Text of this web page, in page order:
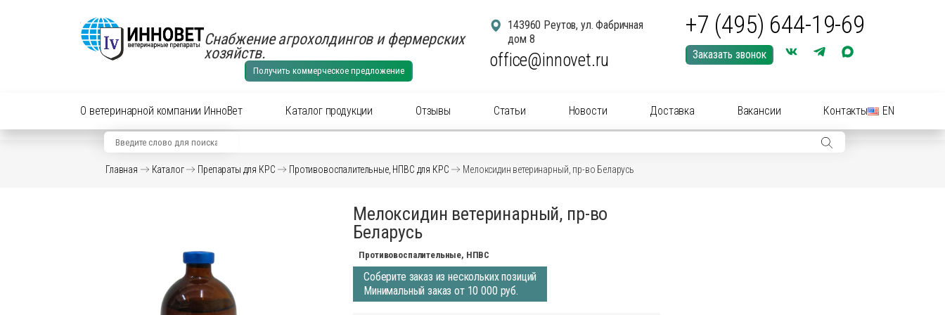
Снабжение агрохолдингов и фермерских
хозяйств.
143960 Реутов, ул. Фабричная
дом 8
office@innovet.ru
+7 (495) 644-19-69
Заказать звонок
Получить коммерческое предложение
О ветеринарной компании ИнноВет Каталог продукции Отзывы Статьи Новости Доставка Вакансии Контакты EN
Вид животного
Препараты для лошадей
Препараты для МРС
Категории
Аксессуары: маркировка животных
Аксессуары: Средства для купирования (кастрации)
Антибактериальные ветпрепараты
Вакцины для животных
Витамины инъекционные для животных
Главная Каталог Препараты для КРС Противовоспалительные, НПВС для КРС Мелоксидин ветеринарный, пр-во Беларусь
Мелоксидин ветеринарный, пр-во
Беларусь
Противовоспалительные, НПВС
Соберите заказ из нескольких позиций
Минимальный заказ от 10 000 руб.